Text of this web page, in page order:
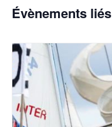
Évènements liés